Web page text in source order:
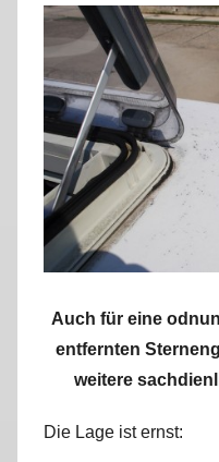
Auch für eine
entfernten
weitere
Die Lage ist ernst: